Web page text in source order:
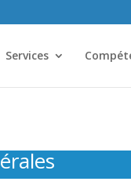
Services